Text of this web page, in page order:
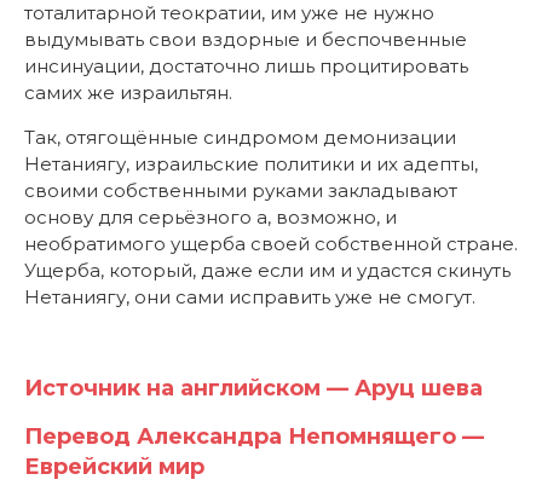
тоталитарной теократии, им уже не нужно
выдумывать свои вздорные и беспочвенные
инсинуации, достаточно лишь процитировать
самих же израильтян.
Так, отягощённые синдромом демонизации
Нетаниягу, израильские политики и их адепты,
своими собственными руками закладывают
основу для серьёзного а, возможно, и
необратимого ущерба своей собственной стране.
Ущерба, который, даже если им и удастся скинуть
Нетаниягу, они сами исправить уже не смогут.
Источник на английском — Аруц шева
Перевод Александра Непомнящего —
Еврейский мир